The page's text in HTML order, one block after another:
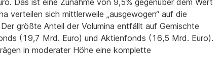
Das ist eine Zunahme von 9,5% gegenüber dem Wert
verteilen sich mittlerweile „ausgewogen“ auf die
größte Anteil der Volumina entfällt auf Gemischte
(19,7 Mrd. Euro) und Aktienfonds (16,5 Mrd. Euro).
in moderater Höhe eine komplette